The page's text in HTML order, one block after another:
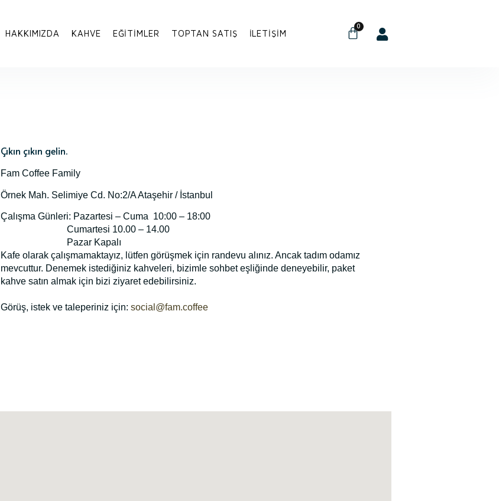
HAKKIMIZDA KAHVE EĞITIMLER TOPTAN SATIŞ İLETIŞIM
0
Çıkın çıkın gelin.
Fam Coffee Family
Örnek Mah. Selimiye Cd. No:2/A Ataşehir / İstanbul
Çalışma Günleri: Pazartesi – Cuma 10:00 – 18:00
Cumartesi 10.00 – 14.00
Pazar Kapalı
Kafe olarak çalışmamaktayız, lütfen görüşmek için randevu alınız. Ancak tadım odamız
mevcuttur. Denemek istediğiniz kahveleri, bizimle sohbet eşliğinde deneyebilir, paket
kahve satın almak için bizi ziyaret edebilirsiniz.
Görüş, istek ve taleperiniz için: social@fam.coffee